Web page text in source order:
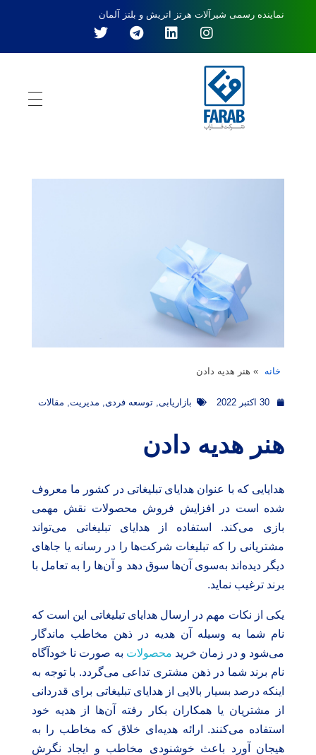
نماینده رسمی شیرآلات هرتز اتریش و بلتز آلمان
خانه » هنر هدیه دادن
30 اکتبر 2022 بازاریابی توسعه فردی مدیریت مقالات
هنر هدیه دادن
هدایایی که با عنوان هدایای تبلیغاتی در کشور ما معروف
شده است در افزایش فروش محصولات نقش مهمی
بازی می‌کند. استفاده از هدایای تبلیغاتی می‌تواند
مشتریانی را که تبلیغات شرکت‌ها را در رسانه یا جاهای
دیگر دیده‌اند به‌سوی آن‌ها سوق دهد و آن‌ها را به تعامل با
برند ترغیب نماید.
یکی از نکات مهم در ارسال هدایای تبلیغاتی این است که
نام شما به وسیله آن هدیه در ذهن مخاطب ماندگار
می‌شود و در زمان خرید محصولات به صورت نا خودآگاه
نام برند شما در ذهن مشتری تداعی می‌گردد. با توجه به
اینکه درصد بسیار بالایی از هدایای تبلیغاتی برای قدردانی
از مشتریان یا همکاران بکار رفته آن‌ها از هدیه خود
استفاده می‌کنند. ارائه هدیه‌ای خلاق که مخاطب را به
هیجان آورد باعث خوشنودی مخاطب و ایجاد نگرش